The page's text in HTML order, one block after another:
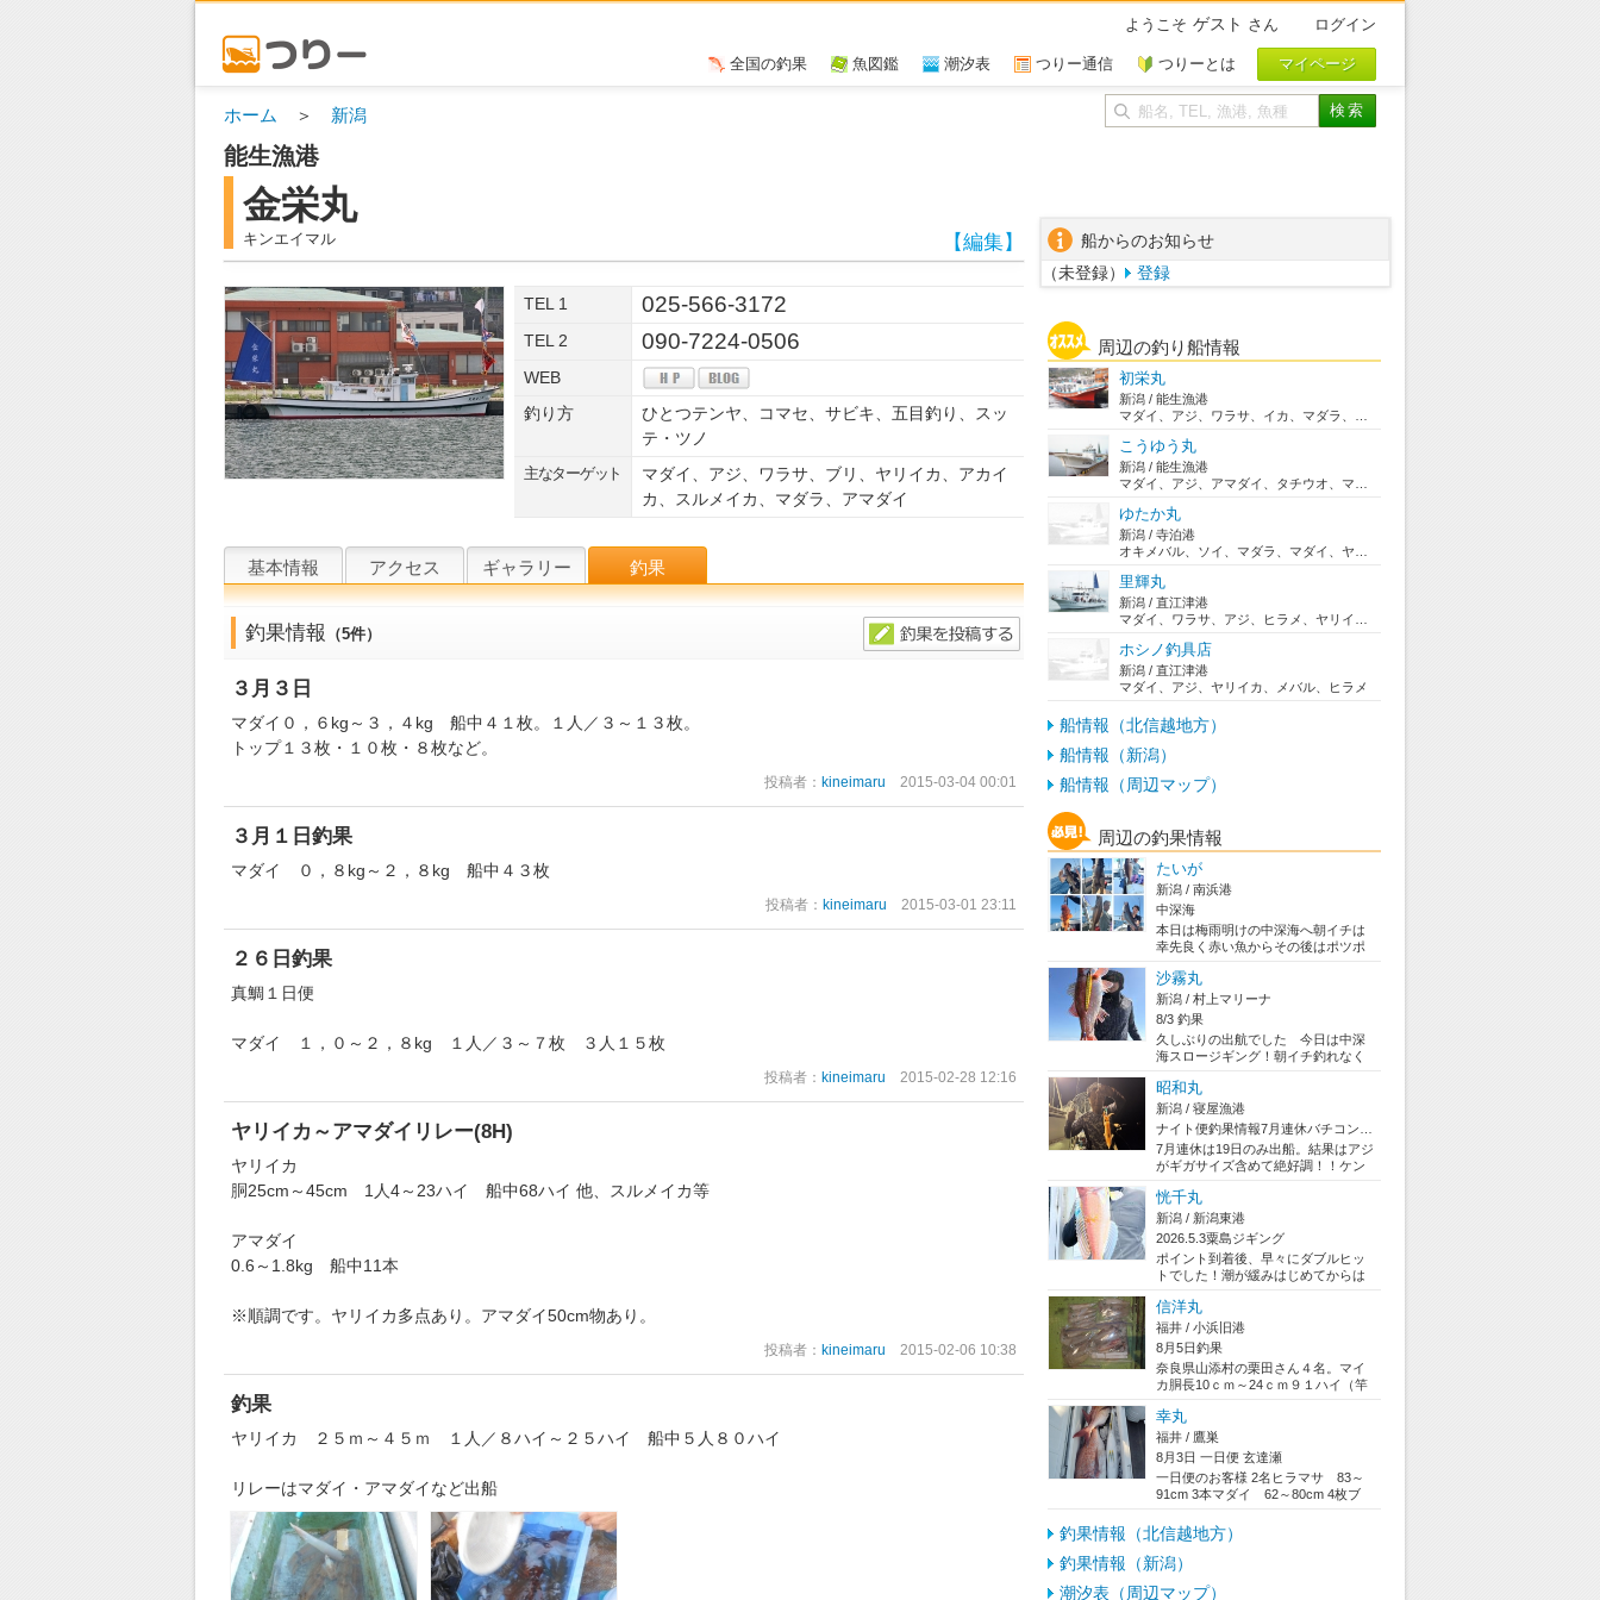
ようこそ ゲスト さん ログイン
つりーとは
つりー通信
潮汐表
魚図鑑
全国の釣果
ホーム ＞ 新潟
能生漁港
金栄丸
キンエイマル 【編集】
TEL 1 025-566-3172
TEL 2 090-7224-0506
WEB
釣り方
ひとつテンヤ、コマセ、サビキ、五目釣り、スッ
テ・ツノ
主なターゲット
マダイ、アジ、ワラサ、ブリ、ヤリイカ、アカイ
カ、スルメイカ、マダラ、アマダイ
基本情報 アクセス ギャラリー 釣果
釣果情報 （5件）
３月３日
マダイ０，６kg～３，４kg 船中４１枚。１人／３～１３枚。
トップ１３枚・１０枚・８枚など。
投稿者： kineimaru 2015-03-04 00:01
３月１日釣果
マダイ ０，８kg～２，８kg 船中４３枚
投稿者： kineimaru 2015-03-01 23:11
２６日釣果
真鯛１日便
マダイ １，０～２，８kg １人／３～７枚 ３人１５枚
投稿者： kineimaru 2015-02-28 12:16
ヤリイカ～アマダイリレー(8H)
ヤリイカ
胴25cm～45cm 1人4～23ハイ 船中68ハイ 他、スルメイカ等
アマダイ
0.6～1.8kg 船中11本
※順調です。ヤリイカ多点あり。アマダイ50cm物あり。
投稿者： kineimaru 2015-02-06 10:38
釣果
ヤリイカ ２５ｍ～４５ｍ １人／８ハイ～２５ハイ 船中５人８０ハイ
リレーはマダイ・アマダイなど出船
船からのお知らせ
（未登録）
登録
周辺の釣り船情報
初栄丸
新潟 / 能生漁港
こうゆう丸
新潟 / 能生漁港
ゆたか丸
新潟 / 寺泊港
里輝丸
新潟 / 直江津港
ホシノ釣具店
新潟 / 直江津港
マダイ、アジ、ヤリイカ、メバル、ヒラメ
船情報（北信越地方）
船情報（新潟）
船情報（周辺マップ）
周辺の釣果情報
たいが
新潟 / 南浜港
中深海
本日は梅雨明けの中深海へ朝イチは
幸先良く赤い魚からその後はポツポ
てのお客様も...
沙霧丸
新潟 / 村上マリーナ
8/3 釣果
久しぶりの出航でした 今日は中深
海スロージギング！朝イチ釣れなく
こから...
昭和丸
新潟 / 寝屋漁港
7月連休は19日のみ出船。結果はアジ
がギガサイズ含めて絶好調！！ケン
んでした...
恍千丸
新潟 / 新潟東港
2026.5.3粟島ジギング
ポイント到着後、早々にダブルヒッ
トでした！潮が緩みはじめてからは
く、青物は見...
信洋丸
福井 / 小浜旧港
8月5日釣果
奈良県山添村の栗田さん４名。マイ
カ胴長10ｃｍ～24ｃｍ９１ハイ（竿
掛けにて...
幸丸
福井 / 鷹巣
8月3日 一日便 玄達瀬
一日便のお客様 2名ヒラマサ 83～
91cm 3本マダイ 62～80cm 4枚ブ
釣果情報（北信越地方）
釣果情報（新潟）
潮汐表（周辺マップ）